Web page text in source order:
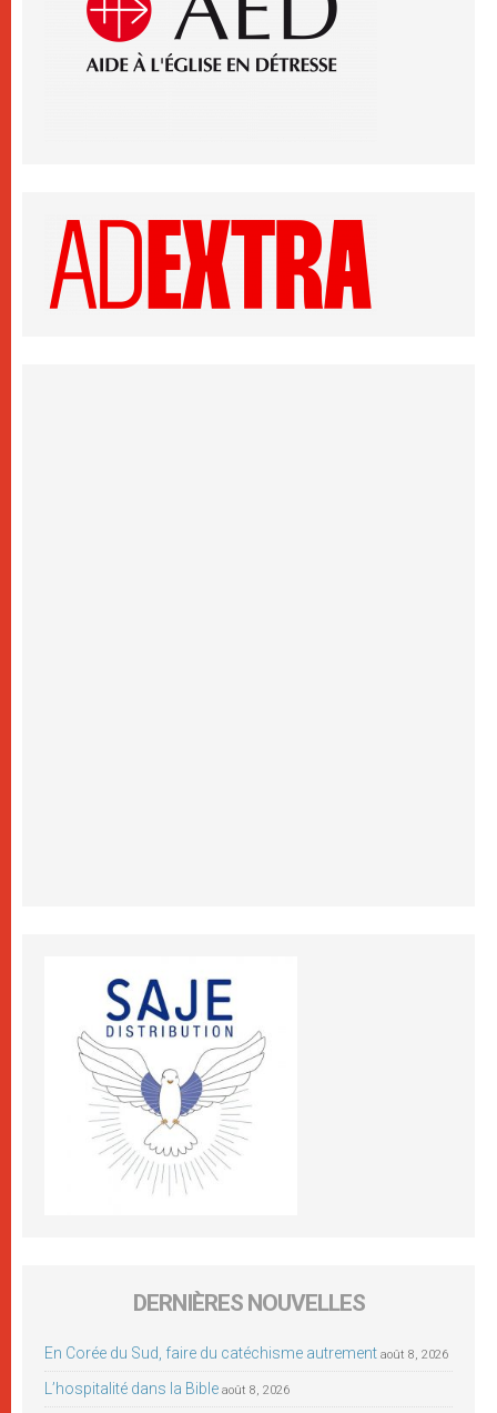
DERNIÈRES NOUVELLES
En Corée du Sud, faire du catéchisme autrement août 8, 2026
L’hospitalité dans la Bible août 8, 2026